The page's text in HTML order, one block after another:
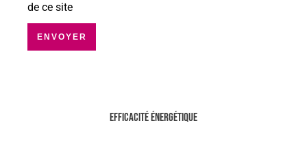
de ce site
ENVOYER
Efficacité énergétique